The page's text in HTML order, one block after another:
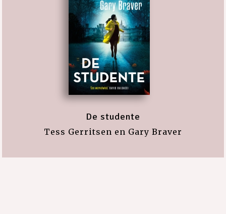
De studente
Tess Gerritsen en Gary Braver